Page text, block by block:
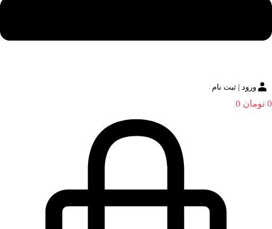
ورود | ثبت نام
0 تومان 0